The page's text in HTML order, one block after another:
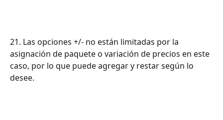
21. Las opciones +/- no están limitadas por la
asignación de paquete o variación de precios en este
caso, por lo que puede agregar y restar según lo
desee.